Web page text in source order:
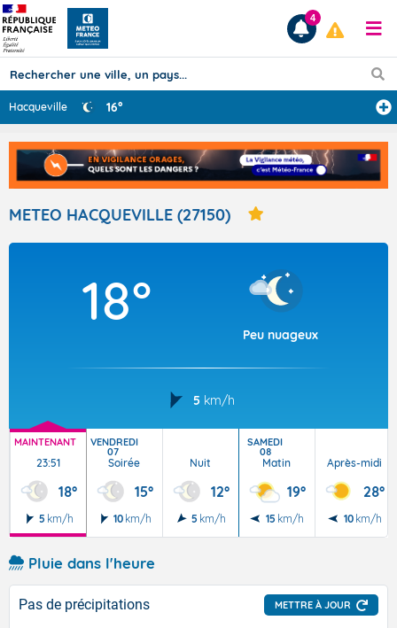
Prévisions
TOUS LES RÉSULTATS
Articles
4
Hacqueville 16°
METEO HACQUEVILLE (27150)
18°
Peu nuageux
5 km/h
MAINTENANT
23:51
18°
5 km/h
VENDREDI
07
Soirée
15°
10 km/h
Nuit
12°
5 km/h
SAMEDI
08
Matin
19°
15 km/h
Après-midi
28°
10 km/h
Pluie dans l'heure
Pas de précipitations METTRE À JOUR